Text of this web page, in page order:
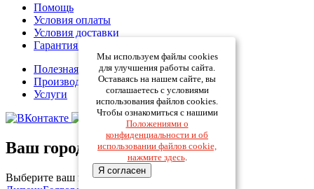
Помощь
Условия оплаты
Условия доставки
Гарантия на товар
Полезная информация
Производители
Услуги
Ваш город:
Выберите ваш город
Мы используем файлы cookies
для улучшения работы сайта.
Оставаясь на нашем сайте, вы
соглашаетесь с условиями
использования файлов cookies.
Чтобы ознакомиться с нашими
Положениями о
конфиденциальности и об
использовании файлов cookie,
нажмите здесь.
Я согласен